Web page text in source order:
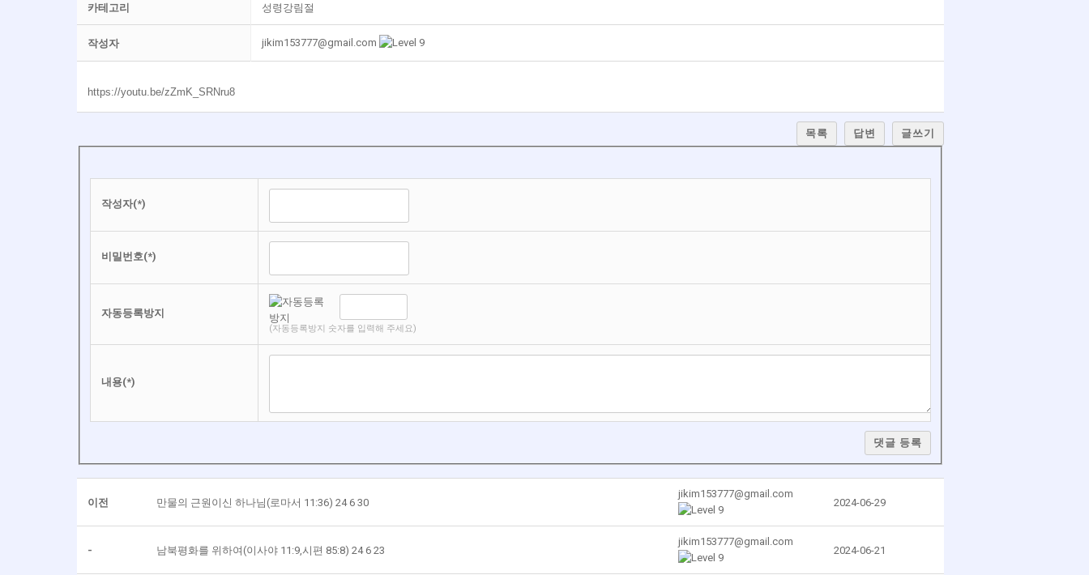
카테고리 성령강림절
작성자 jikim153777@gmail.com
https://youtu.be/zZmK_SRNru8
목록 답변 글쓰기
작성자(*)
비밀번호(*)
자동등록방지
(자동등록방지 숫자를 입력해 주세요)
내용(*)
댓글 등록
이전 만물의 근원이신 하나님(로마서 11:36) 24 6 30
jikim153777@gmail.com
2024-06-29
- 남북평화를 위하여(이사야 11:9,시편 85:8) 24 6 23
jikim153777@gmail.com
2024-06-21